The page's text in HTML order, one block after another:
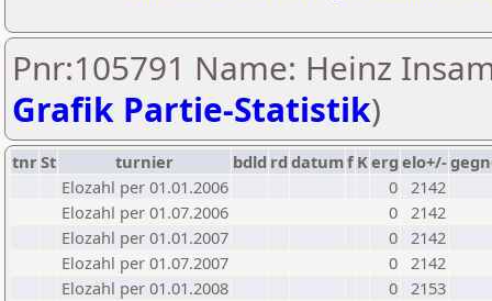
Pnr:105791 Name: Heinz
Grafik Partie-Statistik)
tnrSt turnier bdld rd datumf Kerg elo+/-
Elozahl per 01.01.2006
0 2142
Elozahl per 01.07.2006
0 2142
Elozahl per 01.01.2007
0 2142
Elozahl per 01.07.2007
0 2142
Elozahl per 01.01.2008
0 2153